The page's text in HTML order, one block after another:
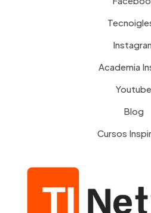
Academia
Youtube
Blog
Cursos